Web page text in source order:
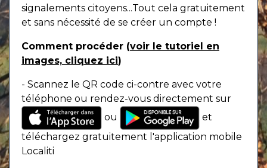
signalements citoyens...Tout cela gratuitement
et sans nécessité de se créer un compte !
Comment procéder (voir le tutoriel en
images, cliquez ici)
- Scannez le QR code ci-contre avec votre
téléphone ou rendez-vous directement sur
ou
et
téléchargez gratuitement l'application mobile
Localiti